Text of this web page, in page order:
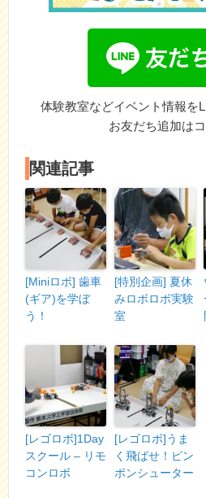
体験教室などイベント情報を
お友だち追加は
関連記事
[Miniロボ] 歯車
(ギア)を学ぼ
う！
[特別企画] 夏休
みロボロボ実験
室
[レゴロボ]1Day
スクール – リモ
コンロボ
[レゴロボ]うま
く飛ばせ！ピン
ポンシューター